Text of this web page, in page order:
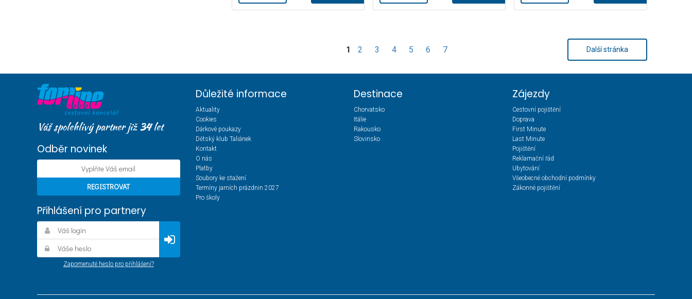
Další stránka
1 2 3 4 5 6 7
Váš spolehlivý partner již34let
Odběr novinek
Přihlášení pro partnery
Zapomenuté heslo pro přihlášení?
Důležité informace
Aktuality
Cookies
Dárkové poukazy
Dětský klub Taliánek
Kontakt
O nás
Platby
Soubory ke stažení
Termíny jarních prázdnin 2027
Pro školy
Destinace
Chorvatsko
Itálie
Rakousko
Slovinsko
Zájezdy
Cestovní pojištění
Doprava
First Minute
Last Minute
Pojištění
Reklamační řád
Ubytování
Všeobecné obchodní podmínky
Zákonné pojištění